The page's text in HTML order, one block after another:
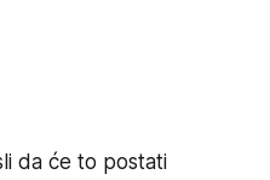
da će to postati